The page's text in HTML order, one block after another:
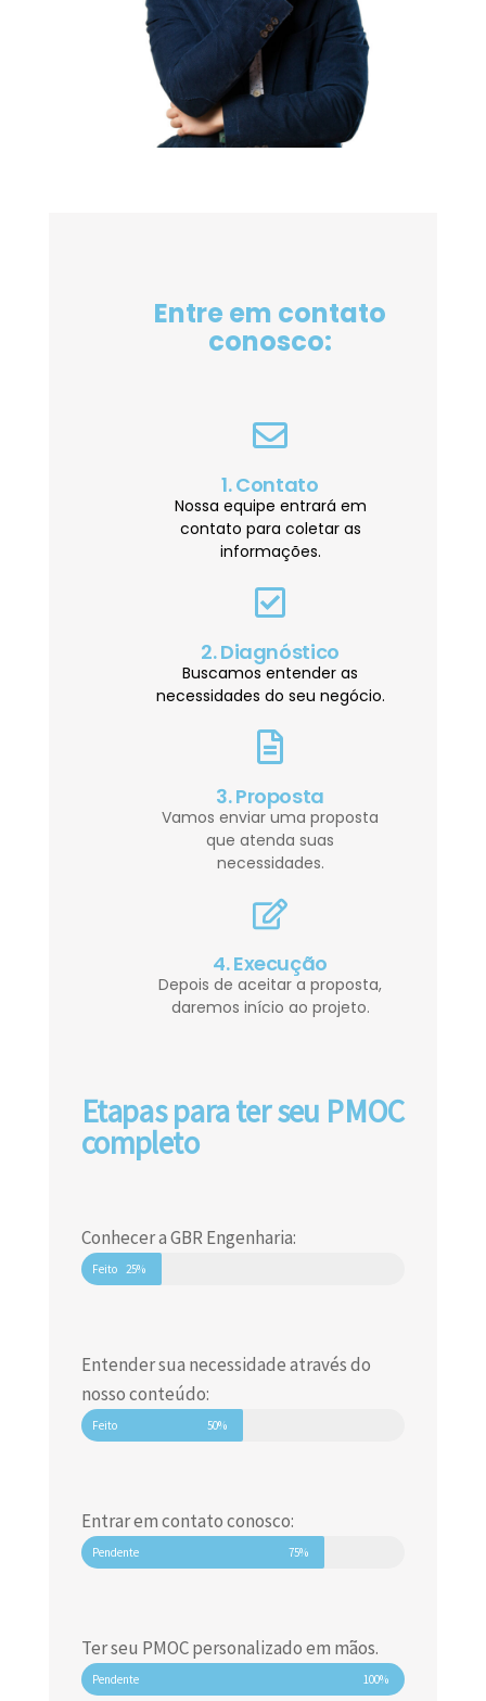
Entre em contato
conosco:
1. Contato
Nossa equipe entrará em
contato para coletar as
informações.
2. Diagnóstico
Buscamos entender as
necessidades do seu negócio.
3. Proposta
Vamos enviar uma proposta
que atenda suas
necessidades.
4. Execução
Depois de aceitar a proposta,
daremos início ao projeto.
Etapas para ter seu PMOC
completo
Conhecer a GBR Engenharia:
Feito 25%
Entender sua necessidade através do
nosso conteúdo:
Feito 50%
Entrar em contato conosco:
Pendente 75%
Ter seu PMOC personalizado em mãos.
Pendente 100%